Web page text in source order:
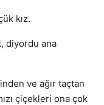
kız.
diyordu ana
ve ağır taçtan
çiçekleri ona çok